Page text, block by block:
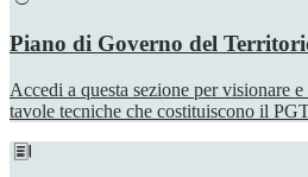
Piano di Governo del
Accedi a questa sezione per visionare
tavole tecniche che costituiscono il